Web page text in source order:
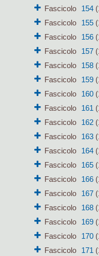
Fascicolo
154
Fascicolo
155
Fascicolo
156
Fascicolo
157
Fascicolo
158
Fascicolo
159
Fascicolo
160
Fascicolo
161
Fascicolo
162
Fascicolo
163
Fascicolo
164
Fascicolo
165
Fascicolo
166
Fascicolo
167
Fascicolo
168
Fascicolo
169
Fascicolo
170
Fascicolo
171